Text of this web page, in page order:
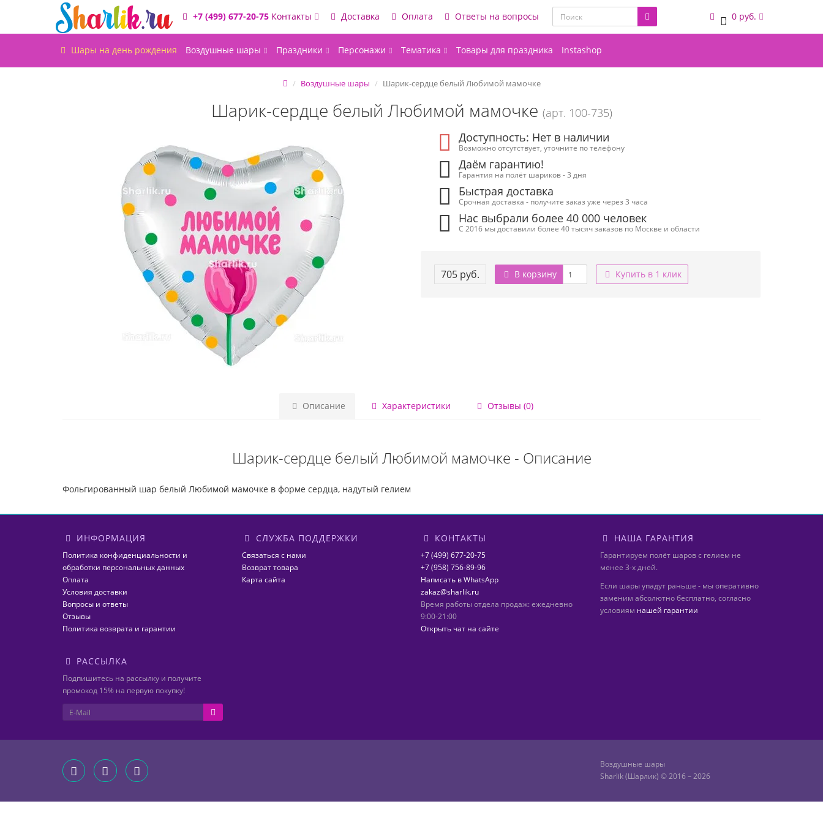
+7 (499) 677-20-75 Контакты Доставка Оплата Ответы на вопросы 0 0 руб.
Шары на день рождения Воздушные шары Праздники Персонажи Тематика Товары для праздника Instashop
Воздушные шары Шарик-сердце белый Любимой мамочке
Шарик-сердце белый Любимой мамочке (арт. 100-735)
Доступность: Нет в наличии
Возможно отсутствует, уточните по телефону
Даём гарантию!
Гарантия на полёт шариков - 3 дня
Быстрая доставка
Срочная доставка - получите заказ уже через 3 часа
Нас выбрали более 40 000 человек
С 2016 мы доставили более 40 тысяч заказов по Москве и области
705 руб. В корзину Купить в 1 клик
Описание Характеристики Отзывы (0)
Шарик-сердце белый Любимой мамочке - Описание
Фольгированный шар белый Любимой мамочке в форме сердца, надутый гелием
ИНФОРМАЦИЯ
Политика конфиденциальности и
обработки персональных данных
Оплата
Условия доставки
Вопросы и ответы
Отзывы
Политика возврата и гарантии
СЛУЖБА ПОДДЕРЖКИ
Связаться с нами
Возврат товара
Карта сайта
КОНТАКТЫ
+7 (499) 677-20-75
+7 (958) 756-89-96
Написать в WhatsApp
zakaz@sharlik.ru
Время работы отдела продаж: ежедневно
9:00-21:00
Открыть чат на сайте
НАША ГАРАНТИЯ
Гарантируем полёт шаров с гелием не
менее 3-х дней.
Если шары упадут раньше - мы оперативно
заменим абсолютно бесплатно, согласно
условиям нашей гарантии
РАССЫЛКА
Подпишитесь на рассылку и получите
промокод 15% на первую покупку!
Воздушные шары
Sharlik (Шарлик) © 2016 – 2026